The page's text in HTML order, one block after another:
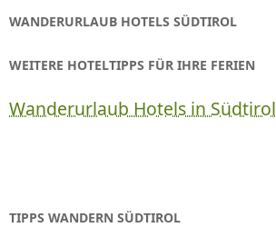
WANDERURLAUB HOTELS SÜDTIROL
WEITERE HOTELTIPPS FÜR IHRE FERIEN
Wanderurlaub Hotels in Südtirol
TIPPS WANDERN SÜDTIROL